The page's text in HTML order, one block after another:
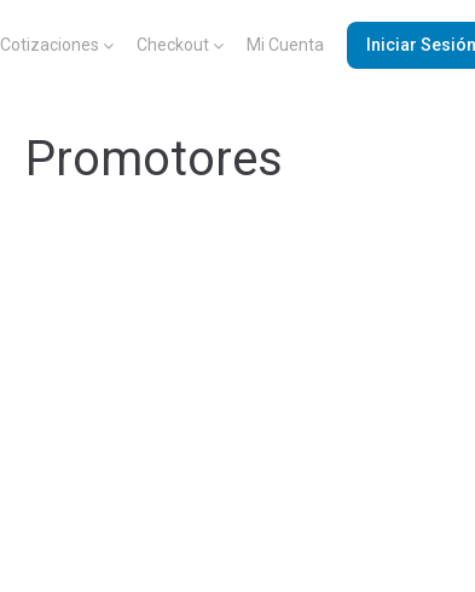
Cotizaciones Checkout Mi Cuenta Iniciar Sesión
Promotores